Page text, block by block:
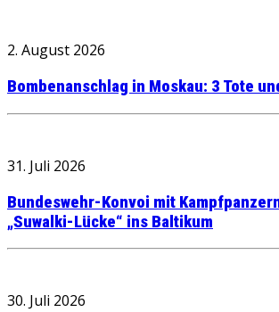
2. August 2026
Bombenanschlag in Moskau: 3 Tote
31. Juli 2026
Bundeswehr-Konvoi mit
„Suwalki-Lücke“ ins Baltikum
30. Juli 2026